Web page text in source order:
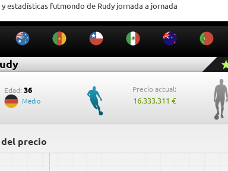
estadísticas futmondo de Rudy jornada a jornada
Edad: 36
Medio
Precio actual:
16.333.311 €
precio